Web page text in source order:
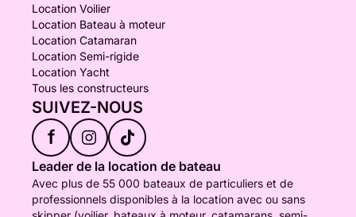
Location Voilier
Location Bateau à moteur
Location Catamaran
Location Semi-rigide
Location Yacht
Tous les constructeurs
SUIVEZ-NOUS
f
Leader de la location de bateau
Avec plus de 55 000 bateaux de particuliers et de
professionnels disponibles à la location avec ou sans